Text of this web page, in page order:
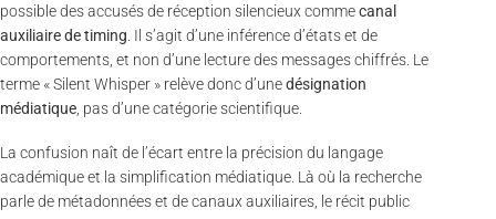
possible des accusés de réception silencieux commecanal
auxiliaire de timing . Il s’agit d’une inférence d’états et de
comportements, et non d’une lecture des messages chiffrés. Le
terme « Silent Whisper » relève donc d’unedésignation
médiatique , pas d’une catégorie scientifique.
La confusion naît de l’écart entre la précision du langage
académique et la simplification médiatique. Là où la recherche
parle de métadonnées et de canaux auxiliaires, le récit public